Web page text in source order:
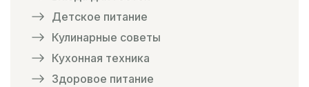
Детское питание
Кулинарные советы
Кухонная техника
Здоровое питание